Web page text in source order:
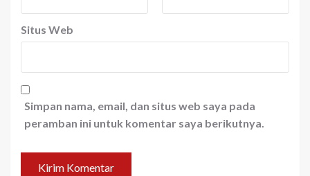
Situs Web
Simpan nama, email, dan situs web saya pada
peramban ini untuk komentar saya berikutnya.